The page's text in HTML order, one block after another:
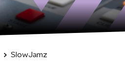
SlowJamz